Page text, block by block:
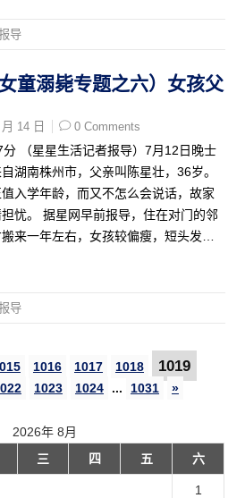
导
童溺毙专题之六）女孩父
14 日 0 Comments
（星星生活记者报导）7月12日晚士
湖南株州市，父亲叫陈星壮，36岁。
入学年龄，而又不怎么会说话，故家
忧。 据星网早前报导，住在对门的邻
来一年左右，女孩较偏瘦，短头发…
导
1016 1017 1018 1019
1023 1024 ... 1031 »
2026年 8月
三 四 五 六
1